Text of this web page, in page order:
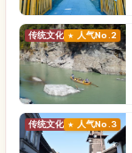
传统文化 人气No.2
传统文化 人气No.3